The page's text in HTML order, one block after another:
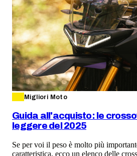
Migliori Moto
Guida all'acquisto: le
leggere del 2025
Se per voi il peso è molto più
caratteristica, ecco un elenco delle